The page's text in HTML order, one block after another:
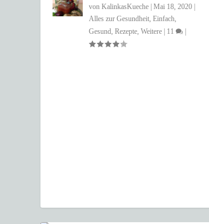
vonKalinkasKueche |Mai 18, 2020 |
Alles zur Gesundheit,Einfach,
Gesund,Rezepte,Weitere | 11 |